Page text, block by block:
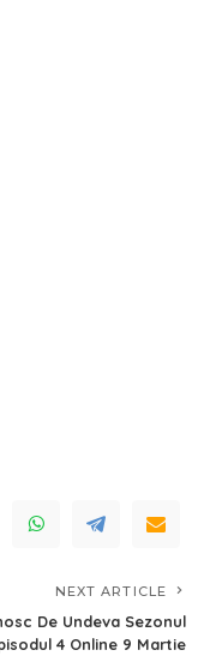
NEXT ARTICLE
De Undeva Sezonul
4 Online 9 Martie